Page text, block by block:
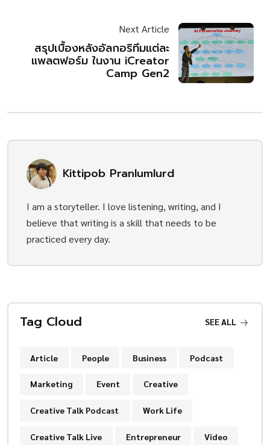
Next Article
สรุปเบื้องหลังอัลกอริทึมแต่ละ
แพลตฟอร์ม ในงาน iCreator
Camp Gen2
Kittipob Pranlumlurd
I am a storyteller. I love listening, writing, and I
believe that writing is a skill that needs to be
practiced every day.
Tag Cloud SEE ALL
Article People Business Podcast
Marketing Event Creative
Creative Talk Podcast Work Life
Creative Talk Live Entrepreneur Video